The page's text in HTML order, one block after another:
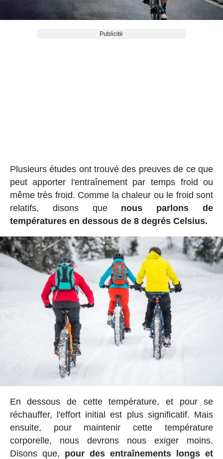
Publicité
Plusieurs études ont trouvé des preuves de ce que
peut apporter l'entraînement par temps froid ou
même très froid. Comme la chaleur ou le froid sont
relatifs, disons que nous parlons de
températures en dessous de 8 degrés Celsius.
En dessous de cette température, et pour se
réchauffer, l'effort initial est plus significatif. Mais
ensuite, pour maintenir cette température
corporelle, nous devrons nous exiger moins.
Disons que, pour des entraînements longs et